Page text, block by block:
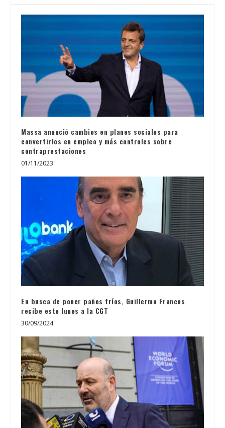
Massa anunció cambios en planes sociales para
convertirlos en empleo y más controles sobre
contraprestaciones
01/11/2023
En busca de poner paños fríos, Guillermo Francos
recibe este lunes a la CGT
30/09/2024